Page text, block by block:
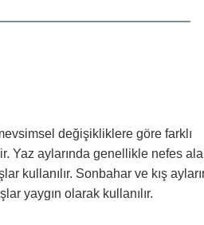
değişikliklere göre farklı
Yaz aylarında genellikle nefes
kullanılır. Sonbahar ve kış
yaygın olarak kullanılır.